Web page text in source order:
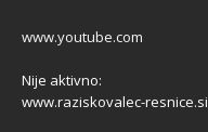
www.youtube.com
Nije aktivno:
www.raziskovalec-resnice.si